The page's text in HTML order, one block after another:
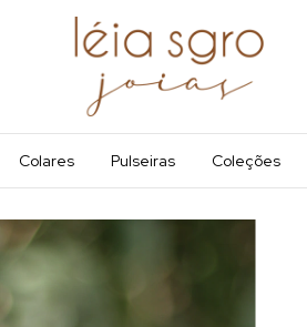
Colares Pulseiras Coleções